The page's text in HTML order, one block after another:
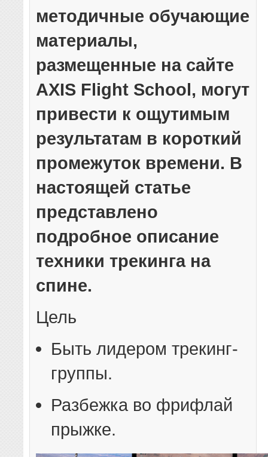
методичные обучающие
материалы,
размещенные на сайте
AXIS Flight School, могут
привести к ощутимым
результатам в короткий
промежуток времени. В
настоящей статье
представлено
подробное описание
техники трекинга на
спине.
Цель
Быть лидером трекинг-
группы.
Разбежка во фрифлай
прыжке.